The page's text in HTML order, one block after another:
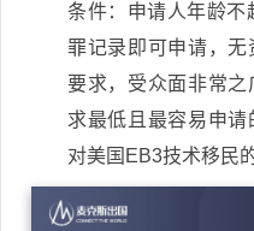
条件：申请人年龄不
罪记录即可申请，
要求，受众面非常
求最低且最容易申
对美国EB3技术移民